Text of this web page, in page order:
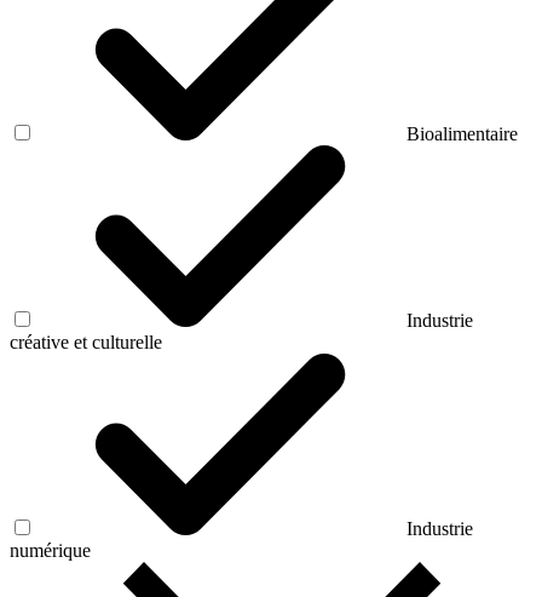
Bioalimentaire
Industrie
créative et culturelle
Industrie
numérique